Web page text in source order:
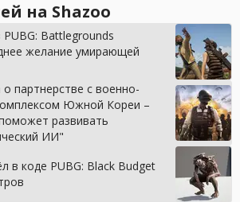
на Shazoo
Battlegrounds
желание умирающей
партнерстве с военно-
Южной Кореи –
развивать
ИИ"
в коде PUBG: Black Budget